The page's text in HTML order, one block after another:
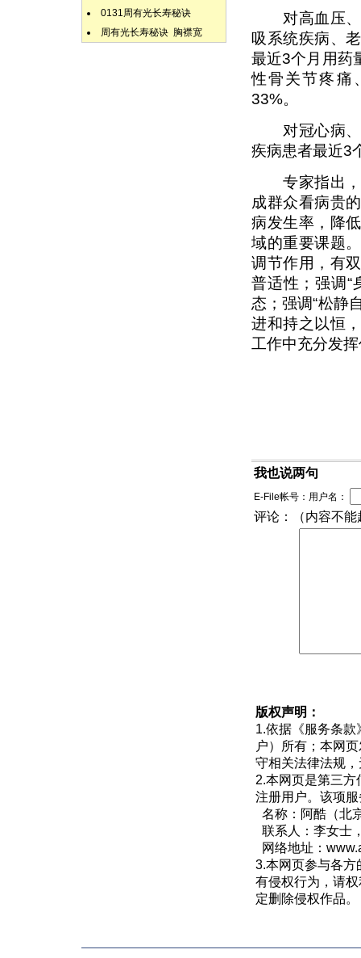
0131周有光长寿秘诀
周有光长寿秘诀 胸襟宽
对高血压、
吸系统疾病、
最近3个月用药
性骨关节疼痛
33%。
对冠心病、
疾病患者最近3
专家指出，
成群众看病贵
病发生率，降
域的重要课题
调节作用，有
普适性；强调“
态；强调“松静
进和持之以恒
工作中充分发
我也说两句
E-File帐号：用户名：
评论：（内容不
版权声明：
1.依据《服务条款
户）所有；本网
守相关法律法规
2.本网页是第三
注册用户。该项
名称：阿酷（北
联系人：李女士
网络地址：
3.本网页参与各方
有侵权行为，请
定删除侵权作品。